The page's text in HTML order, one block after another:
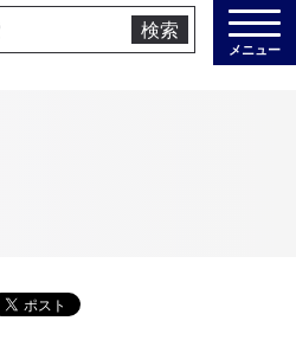
検索
メニュー